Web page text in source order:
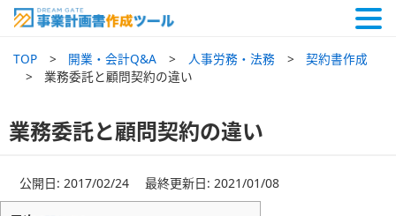
TOP 開業・会計Q&A 人事労務・法務
契約書作成
業務委託と顧問契約の違い
業務委託と顧問契約の違い
公開日: 2017/02/24 最終更新日: 2021/01/08